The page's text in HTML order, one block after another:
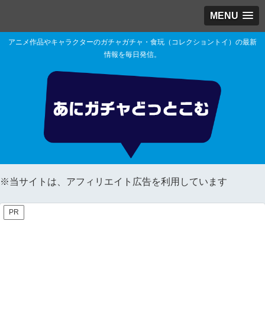
MENU
アニメ作品やキャラクターのガチャガチャ・食玩（コレクショントイ）の最新
情報を毎日発信。
※当サイトは、アフィリエイト広告を利用しています
PR